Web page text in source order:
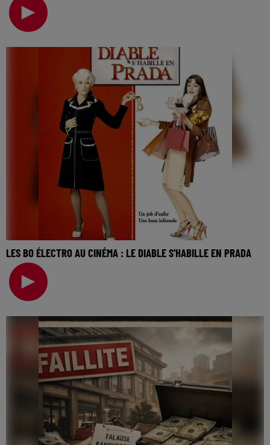
cinéma… Il y a des films qui marquent, par leur
LES BO ÉLECTRO AU CINÉMA : LE DIABLE S'HABILLE EN PRADA
La music story du jour c’est celle des BO électro au
cinéma… On va revenir sur cette semaine, sur to